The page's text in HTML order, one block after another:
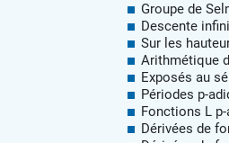
Groupe de
Descente
Sur les
Arithmétique
Exposés au
Périodes p-
Fonctions L
Dérivées de